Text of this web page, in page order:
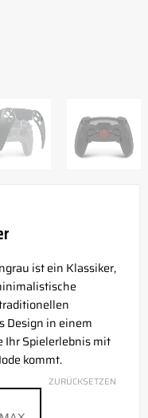
ist ein Klassiker,
Design in einem
Ihr Spielerlebnis mit
kommt.
ZURÜCKSETZEN